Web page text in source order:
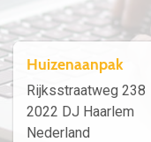
Huizenaanpak
Rijksstraatweg 238
2022 DJ Haarlem
Nederland